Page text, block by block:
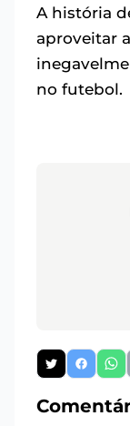
A história
aproveitar
no futebol.